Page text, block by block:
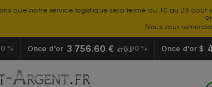
que notre service logistique sera fermé du 10 au 28
Nous vous
% Once d’or 3 756.60 € €/OZ
0.00 % Once d’or $